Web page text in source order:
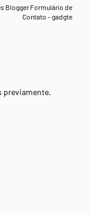
Blogger Formulário de
Contato - gadgte
previamente.